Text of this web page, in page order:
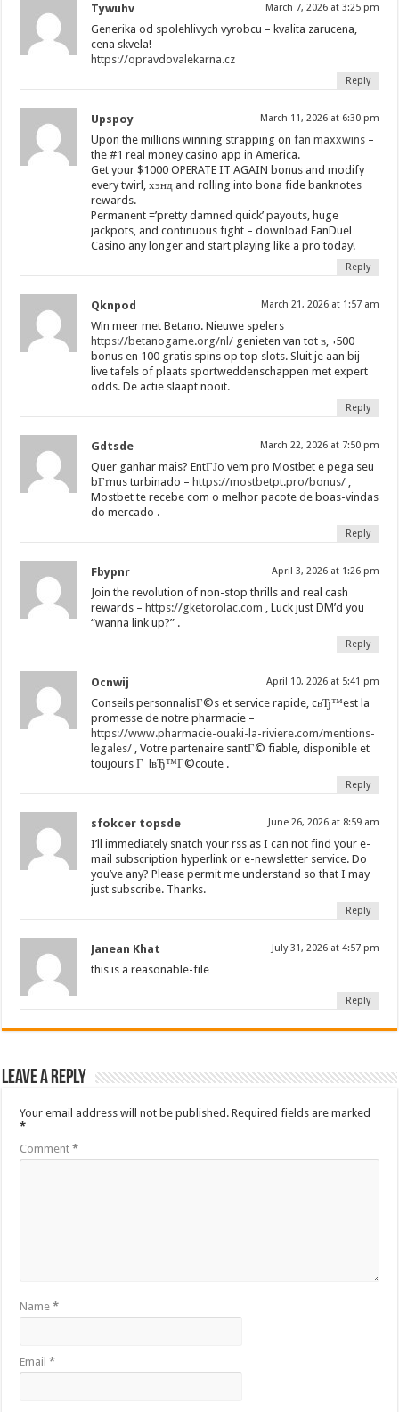
Tywuhv March 7, 2026 at 3:25 pm
Generika od spolehlivych vyrobcu – kvalita zarucena,
cena skvela!
https://opravdovalekarna.cz
Reply
Upspoy March 11, 2026 at 6:30 pm
Upon the millions winning strapping onfan maxxwins –
the #1 real money casino app in America.
Get your $1000 OPERATE IT AGAIN bonus and modify
every twirl, хэнд and rolling into bona fide banknotes
rewards.
Permanent =’pretty damned quick’ payouts, huge
jackpots, and continuous fight – download FanDuel
Casino any longer and start playing like a pro today!
Reply
Qknpod March 21, 2026 at 1:57 am
Win meer met Betano. Nieuwe spelers
https://betanogame.org/nl/ genieten van tot в‚¬500
bonus en 100 gratis spins op top slots. Sluit je aan bij
live tafels of plaats sportweddenschappen met expert
odds. De actie slaapt nooit.
Reply
Gdtsde March 22, 2026 at 7:50 pm
Quer ganhar mais? EntГЈo vem pro Mostbet e pega seu
bГґnus turbinado – https://mostbetpt.pro/bonus/
Mostbet te recebe com o melhor pacote de boas-vindas
do mercado .
Reply
Fbypnr April 3, 2026 at 1:26 pm
Join the revolution of non-stop thrills and real cash
rewards – https://gketorolac.com , Luck just DM’d you
“wanna link up?” .
Reply
Ocnwij April 10, 2026 at 5:41 pm
Conseils personnalisГ©s et service rapide, cвЂ™est la
promesse de notre pharmacie –
https://www.pharmacie-ouaki-la-riviere.com/mentions-
legales/ , Votre partenaire santГ© fiable, disponible et
toujours Г lвЂ™Г©coute .
Reply
sfokcer topsde June 26, 2026 at 8:59 am
I’ll immediately snatch your rss as I can not find your e-
mail subscription hyperlink or e-newsletter service. Do
you’ve any? Please permit me understand so that I may
just subscribe. Thanks.
Reply
Janean Khat July 31, 2026 at 4:57 pm
this is a reasonable-file
Reply
Leave a Reply
Your email address will not be published. Required fields are marked
*
Comment*
Name*
Email*